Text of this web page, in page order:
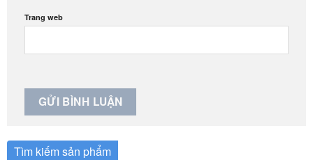
Trang web
Tìm kiếm sản phẩm